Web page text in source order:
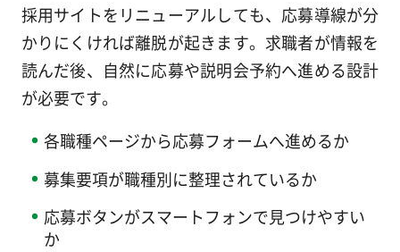
採用サイトをリニューアルしても、応募導線が分
かりにくければ離脱が起きます。求職者が情報を
読んだ後、自然に応募や説明会予約へ進める設計
が必要です。
各職種ページから応募フォームへ進めるか
募集要項が職種別に整理されているか
応募ボタンがスマートフォンで見つけやすい
か